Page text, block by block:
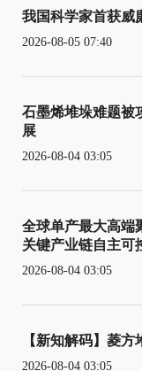
我国科学家首获威
2026-08-05 07:40
石墨烯堆垛难题被
展
2026-08-04 03:05
全球单产最大高端
关键产业链自主可
2026-08-04 03:05
【新知解码】菱方
2026-08-04 03:05